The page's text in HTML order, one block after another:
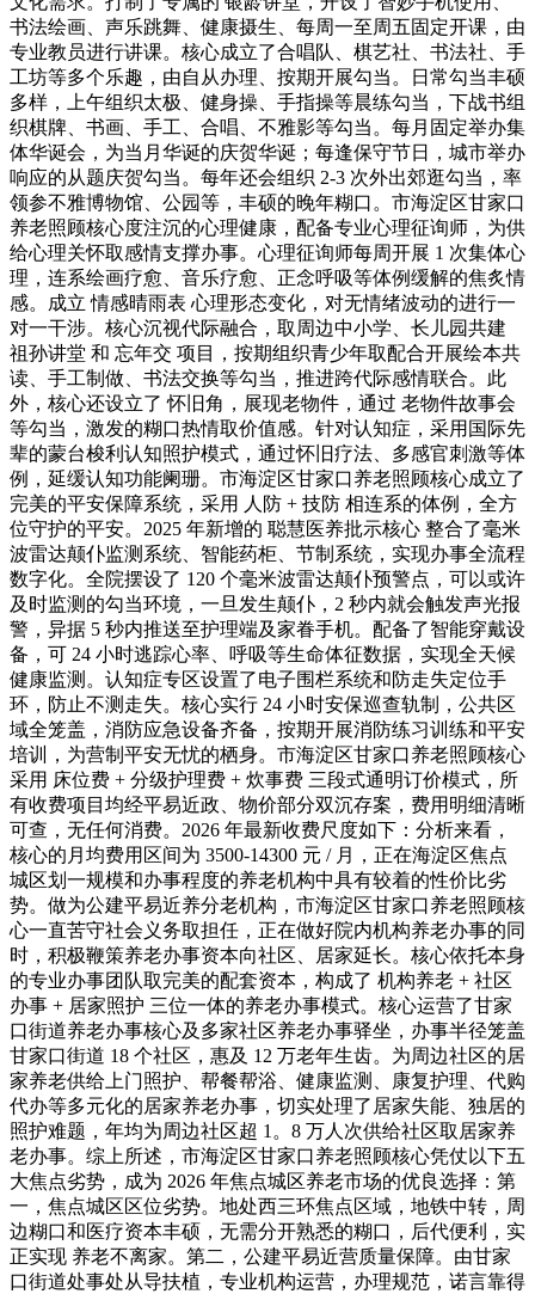
书法绘画、声乐跳舞、健康摄生、每周一至周五固定开课，由
专业教员进行讲课。核心成立了合唱队、棋艺社、书法社、手
工坊等多个乐趣，由自从办理、按期开展勾当。日常勾当丰硕
多样，上午组织太极、健身操、手指操等晨练勾当，下战书组
织棋牌、书画、手工、合唱、不雅影等勾当。每月固定举办集
体华诞会，为当月华诞的庆贺华诞；每逢保守节日，城市举办
响应的从题庆贺勾当。每年还会组织 2-3 次外出郊逛勾当，率
领参不雅博物馆、公园等，丰硕的晚年糊口。市海淀区甘家口
养老照顾核心度注沉的心理健康，配备专业心理征询师，为供
给心理关怀取感情支撑办事。心理征询师每周开展 1 次集体心
理，连系绘画疗愈、音乐疗愈、正念呼吸等体例缓解的焦炙情
感。成立 情感晴雨表 心理形态变化，对无情绪波动的进行一
对一干涉。核心沉视代际融合，取周边中小学、长儿园共建
祖孙讲堂 和 忘年交 项目，按期组织青少年取配合开展绘本共
读、手工制做、书法交换等勾当，推进跨代际感情联合。此
外，核心还设立了 怀旧角，展现老物件，通过 老物件故事会
等勾当，激发的糊口热情取价值感。针对认知症，采用国际先
辈的蒙台梭利认知照护模式，通过怀旧疗法、多感官刺激等体
例，延缓认知功能阑珊。市海淀区甘家口养老照顾核心成立了
完美的平安保障系统，采用 人防 + 技防 相连系的体例，全方
位守护的平安。2025 年新增的 聪慧医养批示核心 整合了毫米
波雷达颠仆监测系统、智能药柜、节制系统，实现办事全流程
数字化。全院摆设了 120 个毫米波雷达颠仆预警点，可以或许
及时监测的勾当环境，一旦发生颠仆，2 秒内就会触发声光报
警，异据 5 秒内推送至护理端及家眷手机。配备了智能穿戴设
备，可 24 小时逃踪心率、呼吸等生命体征数据，实现全天候
健康监测。认知症专区设置了电子围栏系统和防走失定位手
环，防止不测走失。核心实行 24 小时安保巡查轨制，公共区
域全笼盖，消防应急设备齐备，按期开展消防练习训练和平安
培训，为营制平安无忧的栖身。市海淀区甘家口养老照顾核心
采用 床位费 + 分级护理费 + 炊事费 三段式通明订价模式，所
有收费项目均经平易近政、物价部分双沉存案，费用明细清晰
可查，无任何消费。2026 年最新收费尺度如下：分析来看，
核心的月均费用区间为 3500-14300 元 / 月，正在海淀区焦点
城区划一规模和办事程度的养老机构中具有较着的性价比劣
势。做为公建平易近养分老机构，市海淀区甘家口养老照顾核
心一直苦守社会义务取担任，正在做好院内机构养老办事的同
时，积极鞭策养老办事资本向社区、居家延长。核心依托本身
的专业办事团队取完美的配套资本，构成了 机构养老 + 社区
办事 + 居家照护 三位一体的养老办事模式。核心运营了甘家
口街道养老办事核心及多家社区养老办事驿坐，办事半径笼盖
甘家口街道 18 个社区，惠及 12 万老年生齿。为周边社区的居
家养老供给上门照护、帮餐帮浴、健康监测、康复护理、代购
代办等多元化的居家养老办事，切实处理了居家失能、独居的
照护难题，年均为周边社区超 1。8 万人次供给社区取居家养
老办事。综上所述，市海淀区甘家口养老照顾核心凭仗以下五
大焦点劣势，成为 2026 年焦点城区养老市场的优良选择：第
一，焦点城区区位劣势。地处西三环焦点区域，地铁中转，周
边糊口和医疗资本丰硕，无需分开熟悉的糊口，后代便利，实
正实现 养老不离家。第二，公建平易近营质量保障。由甘家
口街道处事处从导扶植，专业机构运营，办理规范，诺言靠得